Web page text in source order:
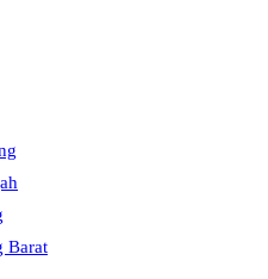
Barat